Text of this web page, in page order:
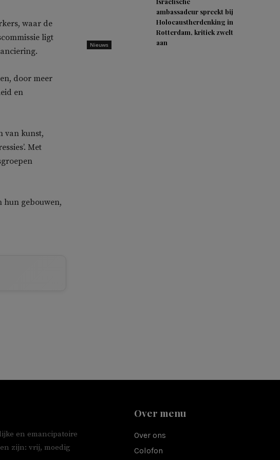
waar de
ligt
door meer
en
van kunst,
Met
hun gebouwen,
Nieuws
ambassadeur spreekt bij
Holocaustherdenking in
Rotterdam, kritiek zwelt
aan
en emancipatoire
zijn: vrij, moedig
Over menu
Over ons
Colofon